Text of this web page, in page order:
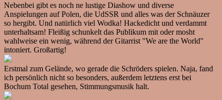
Nebenbei gibt es noch ne lustige Diashow und diverse
Anspielungen auf Polen, die UdSSR und alles was der Schnäuzer
so hergibt. Und natürlich viel Wodka! Hackedicht und verdammt
unterhaltsam! Fleißig schunkelt das Publikum mit oder mosht
wahlweise ein wenig, während der Gitarrist "We are the World"
intoniert. Großartig!
Erstmal zum Gelände, wo gerade die Schröders spielen. Naja, fand
ich persönlich nicht so besonders, außerdem letztens erst bei
Bochum Total gesehen, Stimmungsmusik halt.